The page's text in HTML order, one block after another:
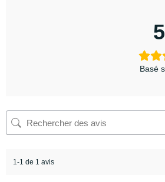
Basé
1-1 de 1 avis